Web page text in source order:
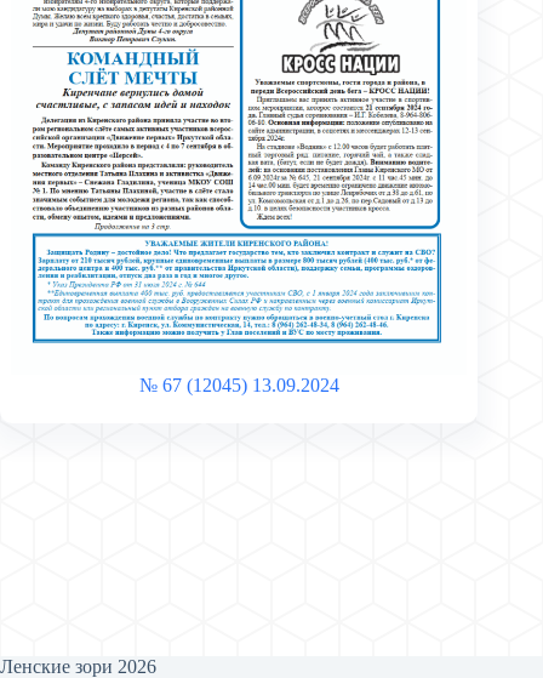
№ 67 (12045) 13.09.2024
Ленские зори 2026